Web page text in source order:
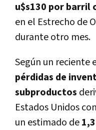
u$s130 por barril
en el Estrecho de
durante otro mes.
Según un reciente
pérdidas de
subproductos
Estados Unidos
un estimado de